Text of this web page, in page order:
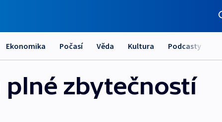
Ekonomika Počasí Věda Kultura Podcasty
zbytečností